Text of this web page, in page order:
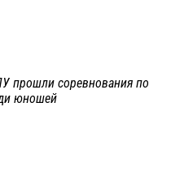
прошли соревнования по
юношей